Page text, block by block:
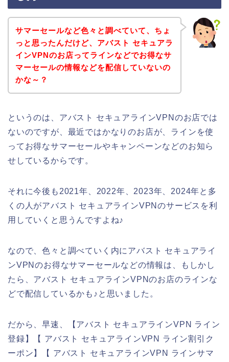
サマーセールなど色々と調べていて、ちょ
っと思ったんだけど、アバスト セキュアラ
インVPNのお店ってラインなどでお得なサ
マーセールの情報などを配信していないの
かな～？
というのは、アバスト セキュアラインVPNのお店では
ないのですが、最近ではかなりのお店が、ラインを使
ってお得なサマーセールやキャンペーンなどのお知ら
せしているからです。
それに今後も2021年、2022年、2023年、2024年と多
くの人がアバスト セキュアラインVPNのサービスを利
用していくと思うんですよね♪
なので、色々と調べていく内にアバスト セキュアライ
ンVPNのお得なサマーセールなどの情報は、もしかし
たら、アバスト セキュアラインVPNのお店のラインな
どで配信しているかも♪と思いました。
だから、早速、【アバスト セキュアラインVPN ライン
登録】【 アバスト セキュアラインVPN ライン割引ク
ーポン】【 アバスト セキュアラインVPN ラインサマ